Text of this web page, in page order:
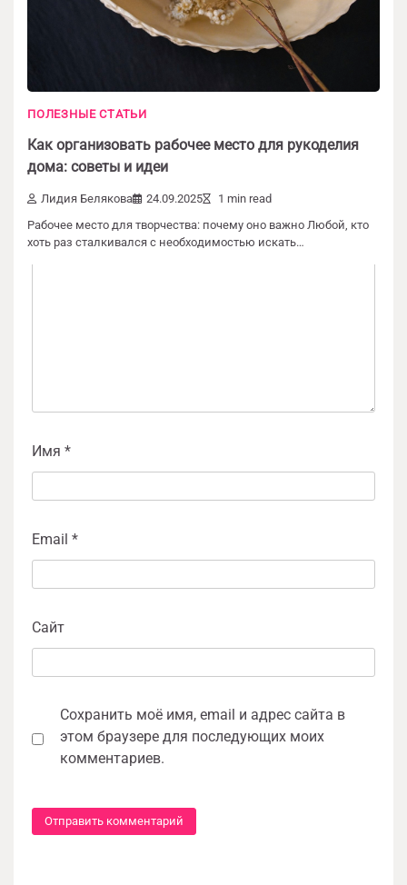
ПОЛЕЗНЫЕ СТАТЬИ
Как организовать рабочее место для рукоделия
дома: советы и идеи
Лидия Белякова 24.09.2025
1 min read
Рабочее место для творчества: почему оно важно Любой, кто
хоть раз сталкивался с необходимостью искать…
Добавить комментарий
Ваш адрес email не будет опубликован.
Обязательные поля помечены
Комментарий
Имя *
Email *
Сайт
Сохранить моё имя, email и адрес сайта в
этом браузере для последующих моих
комментариев.